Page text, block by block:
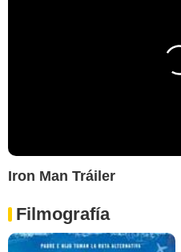
Iron Man Tráiler
Filmografía